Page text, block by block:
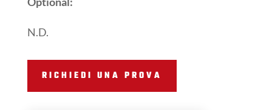
N.D.
RICHIEDI UNA PROVA